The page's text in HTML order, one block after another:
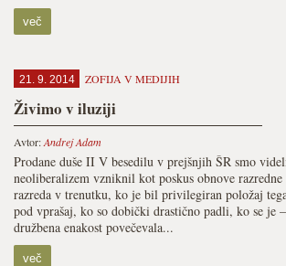
več
21. 9. 2014 ZOFIJA V MEDIJIH
Živimo v iluziji
Avtor:Andrej Adam
Prodane duše II V besedilu v prejšnjih ŠR smo
neoliberalizem vzniknil kot poskus obnove
razreda v trenutku, ko je bil privilegiran položaj
pod vprašaj, ko so dobički drastično padli, ko se je
družbena enakost povečevala...
več